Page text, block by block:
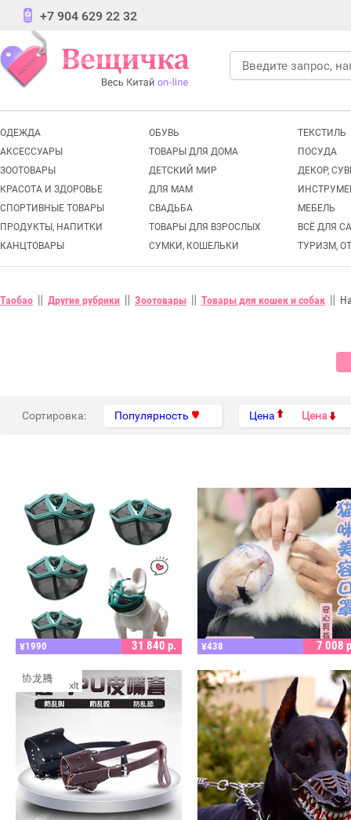
+7 904 629 22 32
ОДЕЖДА ОБУВЬ
ТЕКСТИЛЬ
АКСЕССУАРЫ
ТОВАРЫ ДЛЯ ДОМА
ПОСУДА
ЗООТОВАРЫ
ДЕТСКИЙ МИР
ДЕКОР,
КРАСОТА И ЗДОРОВЬЕ
ДЛЯ МАМ
СПОРТИВНЫЕ ТОВАРЫ
СВАДЬБА
МЕБЕЛЬ
ПРОДУКТЫ, НАПИТКИ
ТОВАРЫ ДЛЯ ВЗРОСЛЫХ
ВСЁ ДЛЯ
КАНЦТОВАРЫ
СУМКИ, КОШЕЛЬКИ ТУРИЗМ,
Таобао Другие рубрики Зоотовары Товары для кошек и собак
Сортировка: Популярность Цена Цена
ПОДРОБНЕЕ
¥1990 31 840 р.
ПОДРОБНЕЕ
¥438 7 008
ПОДРОБНЕЕ ПОДРОБНЕЕ